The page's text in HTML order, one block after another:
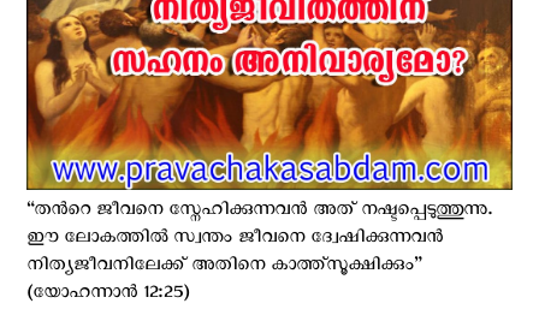
“തന്‍റെ ജീവനെ സ്നേഹിക്കുന്നവന്‍ അത് നഷ്ടപ്പെടുത്തുന്നു.
ഈ ലോകത്തില്‍ സ്വന്തം ജീവനെ ദ്വേഷിക്കുന്നവന്‍
നിത്യജീവനിലേക്ക് അതിനെ കാത്ത്സൂക്ഷിക്കും”
(യോഹന്നാന്‍ 12:25)